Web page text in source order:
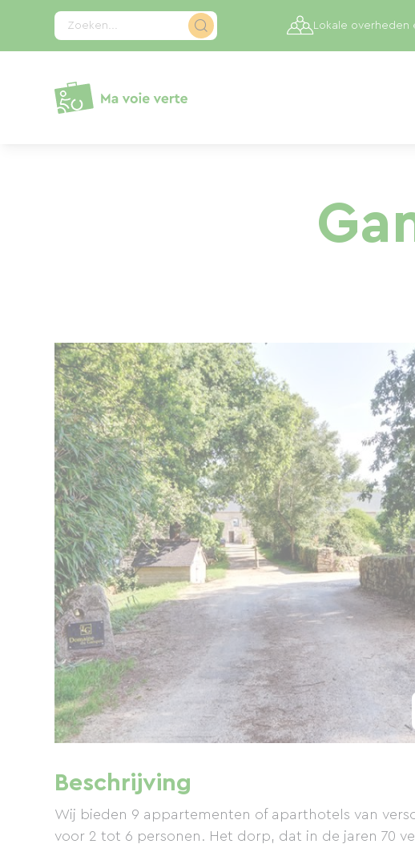
Zoeken... Lokale overheden
Beschrijving
Wij bieden 9 appartementen of aparthotels van
voor 2 tot 6 personen. Het dorp, dat in de jaren 70
Cookies beheer paneel